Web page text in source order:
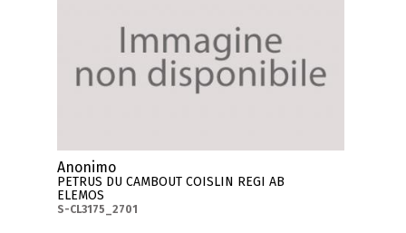
Anonimo
PETRUS DU CAMBOUT COISLIN REGI AB
ELEMOS
S-CL3175_2701